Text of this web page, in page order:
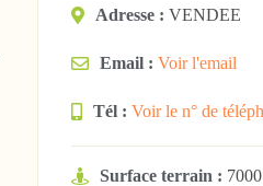
Adresse : VENDEE
Email : Voir l'email
Tél : Voir le n° de
Surface terrain :